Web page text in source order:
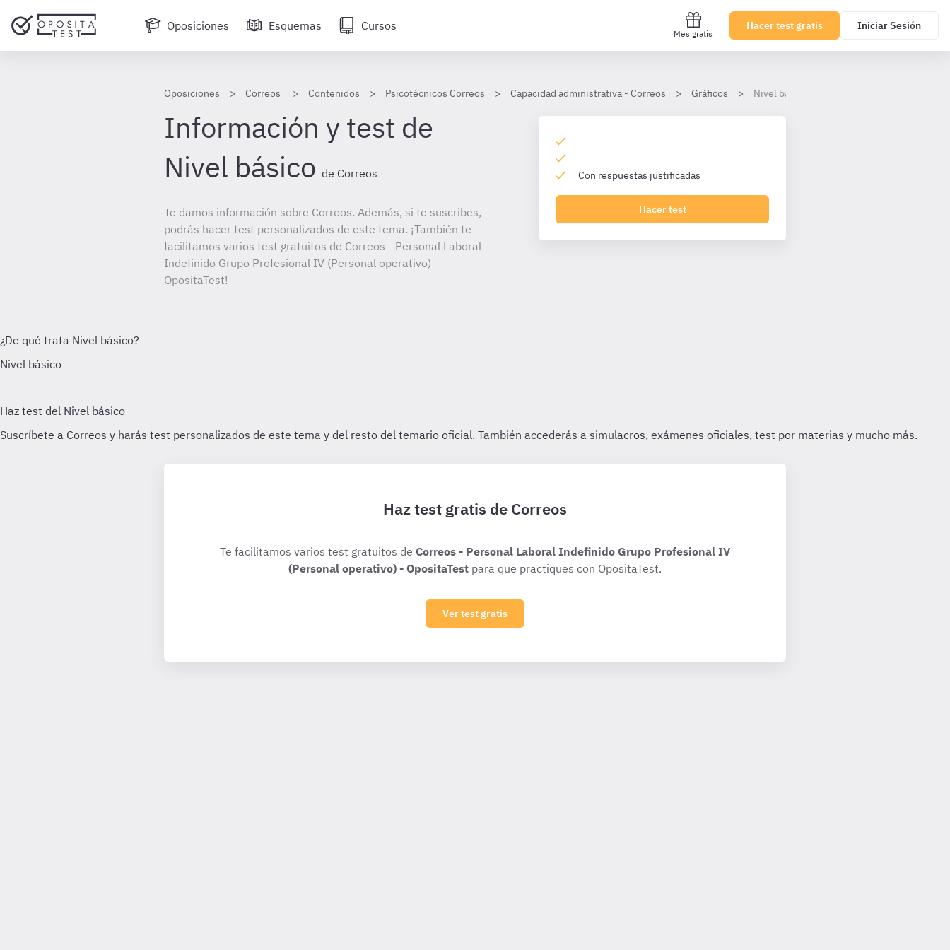
Oposiciones Esquemas Cursos
Mes gratis
Hacer test gratis Iniciar Sesión
Oposiciones Correos Contenidos Psicotécnicos Correos Capacidad administrativa - Correos Gráficos Nivel básico
Información y test de
Nivel básico de Correos
Te damos información sobre Correos. Además, si te suscribes,
podrás hacer test personalizados de este tema. ¡También te
facilitamos varios test gratuitos de Correos - Personal Laboral
Indefinido Grupo Profesional IV (Personal operativo) -
OpositaTest!
Con respuestas justificadas
Hacer test
Haz test gratis de Correos
Te facilitamos varios test gratuitos de Correos - Personal Laboral Indefinido Grupo Profesional IV
(Personal operativo) - OpositaTest para que practiques con OpositaTest.
Ver test gratis